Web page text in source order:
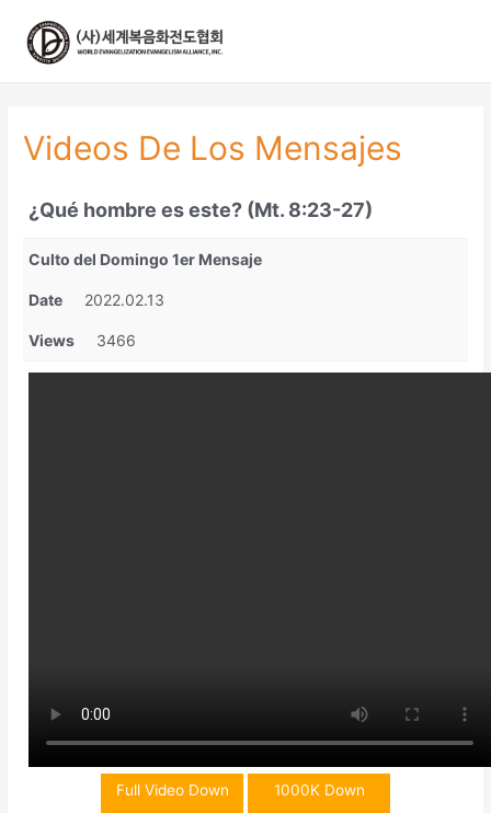
Videos De Los Mensajes
¿Qué hombre es este? (Mt. 8:23-27)
Culto del Domingo 1er Mensaje
Date 2022.02.13
Views 3466
Full Video Down
1000K Down